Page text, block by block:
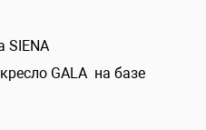
SIENA
GALA на базе